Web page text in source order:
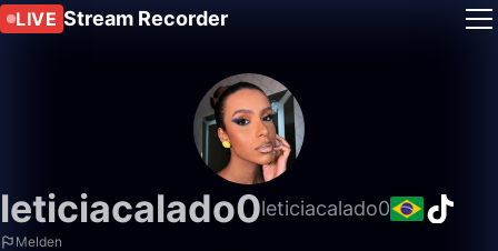
LIVE Stream Recorder
leticiacalado0leticiacalado0
Melden